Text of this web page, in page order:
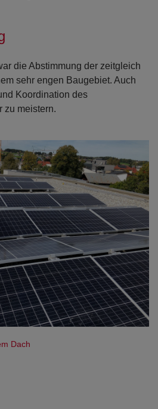
die Abstimmung der zeitgleich
sehr engen Baugebiet. Auch
Koordination des
zu meistern.
Dach